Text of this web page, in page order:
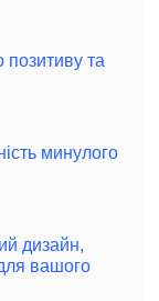
позитиву та
минулого
дизайн,
вашого